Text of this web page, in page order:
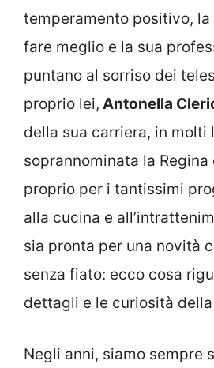
temperamento positivo,
fare meglio e la sua
puntano al sorriso dei
proprio lei, Antonella
della sua carriera, in molti
soprannominata la
proprio per i tantissimi
alla cucina e
sia pronta per una novità
senza fiato: ecco cosa
dettagli e le curiosità
Negli anni, siamo sempre